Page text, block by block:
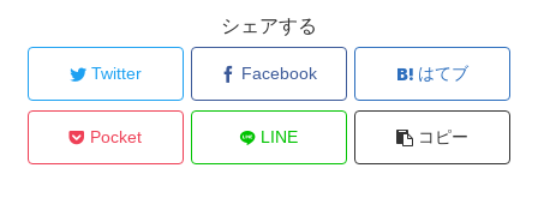
シェアする
Twitter Facebook はてブ
Pocket LINE コピー